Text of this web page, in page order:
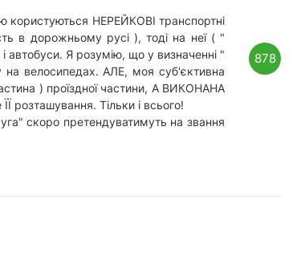
користуються НЕРЕЙКОВІ транспортні
в дорожньому русі ), тоді на неї ( "
Я розумію, що у визначенні "
велосипедах. АЛЕ, моя суб'єктивна
) проїздної частини, А ВИКОНАНА
розташування. Тільки і всього!
скоро претендуватимуть на звання
878